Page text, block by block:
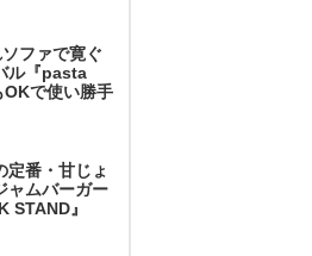
ファで寛ぐ
ル『pasta
で使い勝手
定番・甘じょ
ャムバーガー
STAND』